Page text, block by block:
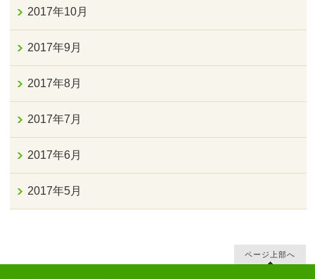
2017年10月
2017年9月
2017年8月
2017年7月
2017年6月
2017年5月
ページ上部へ